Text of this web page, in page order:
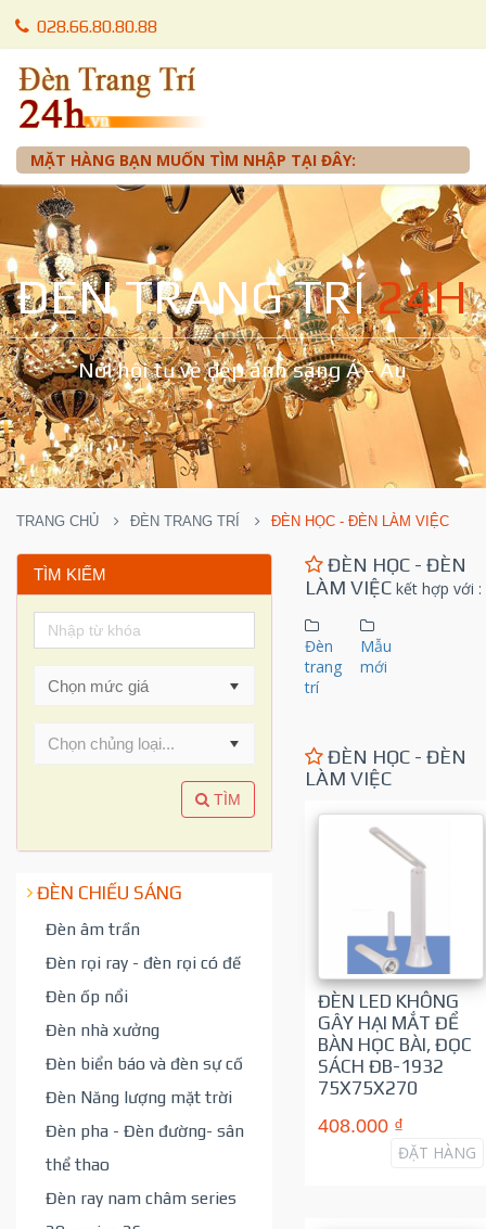
028.66.80.80.88
0905 012 099 - Mr. Tuấn
MẶT HÀNG BẠN MUỐN TÌM NHẬP TẠI ĐÂY:
ĐÈN TRANG TRÍ24H
Nơi hội tụ vẻ đẹp ánh sáng Á - Âu
TRANG CHỦ ĐÈN TRANG TRÍ ĐÈN HỌC - ĐÈN LÀM VIỆC
TÌM KIẾM
Chọn chủng loại...
TÌM
ĐÈN CHIẾU SÁNG
Đèn âm trần
Đèn rọi ray - đèn rọi có đế
Đèn ốp nổi
Đèn nhà xưởng
Đèn biển báo và đèn sự cố
Đèn Năng lượng mặt trời
Đèn pha - Đèn đường- sân
thể thao
Đèn ray nam châm series
ĐÈN HỌC - ĐÈN
LÀM VIỆCkết hợp với :
Đèn
trang
trí
Mẫu
mới
ĐÈN HỌC - ĐÈN
LÀM VIỆC
ĐÈN LED KHÔNG
GÂY HẠI MẮT ĐỂ
BÀN HỌC BÀI, ĐỌC
SÁCH ĐB-1932
75X75X270
408.000 ₫
ĐẶT HÀNG